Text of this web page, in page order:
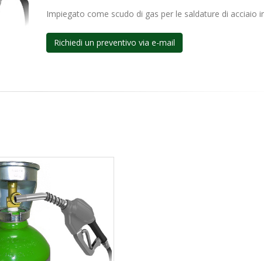
Impiegato come scudo di gas per le saldature di acciaio
Richiedi un preventivo via e-mail